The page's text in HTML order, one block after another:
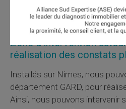
certifiés avec mention pour
consulteznos cabinets
Zone d'intervention
réalisation des constats
Installés sur Nimes, nous
département GARD, pour
Ainsi, nous pouvons intervenir